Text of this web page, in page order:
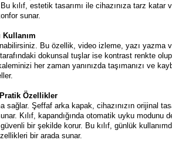
kılıf, estetik tasarımı ile cihazınıza tarz katar
sunar.
Bu özellik, video izleme, yazı yazma
dokunsal tuşlar ise kontrast renkte
her zaman yanınızda taşımanızı ve
Özellikler
Şeffaf arka kapak, cihazınızın orijinal
Kılıf, kapandığında otomatik uyku modunu
bir şekilde korur. Bu kılıf, günlük
bir arada sunar.